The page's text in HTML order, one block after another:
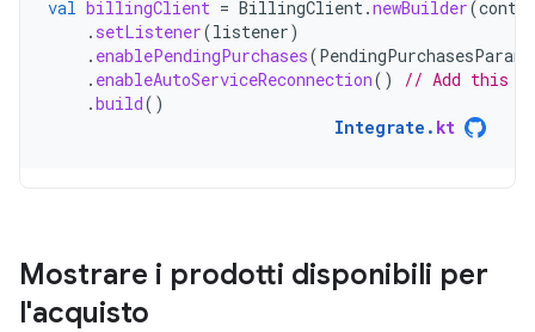
val billingClient = BillingClient.newBuilder(
. setListener(listener)
. enablePendingPurchases(PendingPurchasesParams
. enableAutoServiceReconnection()
// Add this
.build()
Integrate . kt
Mostrare i prodotti disponibili per
l'acquisto